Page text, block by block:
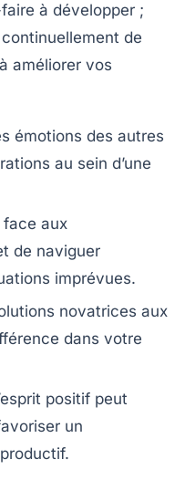
à développer ;
de
améliorer vos
émotions des autres
au sein d’une
face aux
de naviguer
imprévues.
novatrices aux
dans votre
positif peut
un